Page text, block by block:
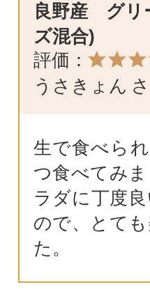
良野産 グリ
ズ混合)
評価：
うさきょん
生で食べら
つ食べてみ
ラダに丁度
ので、とて
た。